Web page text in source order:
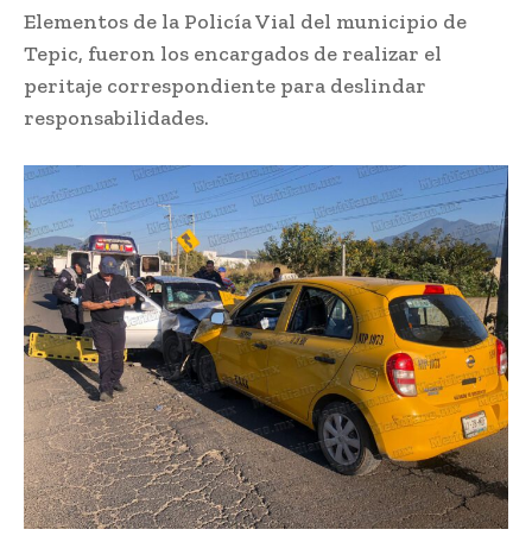
Elementos de la Policía Vial del municipio de
Tepic, fueron los encargados de realizar el
peritaje correspondiente para deslindar
responsabilidades.